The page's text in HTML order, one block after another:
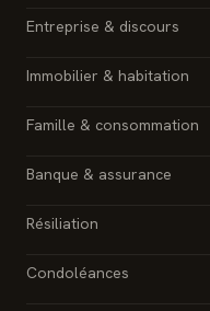
Entreprise & discours
Immobilier & habitation
Famille & consommation
Banque & assurance
Résiliation
Condoléances